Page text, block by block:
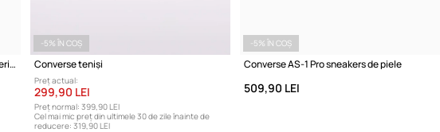
Converse Run Star Trainer Ballet Flat balerini
-5% ÎN COȘ
Converse teniși
Preț actual:
299,90 LEI
Preț normal: 399,90 LEI
Cel mai mic preț din ultimele 30 de zile înainte de
reducere: 319,90 LEI
-5% ÎN COȘ
Converse AS-1 Pro sneakers de piele
509,90 LEI